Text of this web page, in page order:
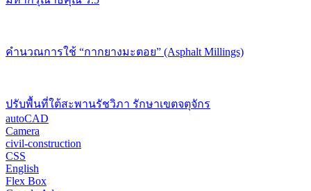
คำนวณการใช้ “กากยางมะตอย” (Asphalt Millings)
ปรับพื้นที่ใต้สะพานรัชวิภา รักษาเขตจตุจักร
autoCAD
Camera
civil-construction
CSS
English
Flex Box